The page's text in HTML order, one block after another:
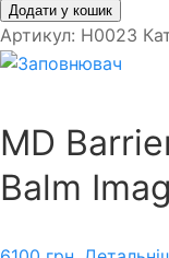
Додати у кошик
Артикул: Н0023
MD
Balm